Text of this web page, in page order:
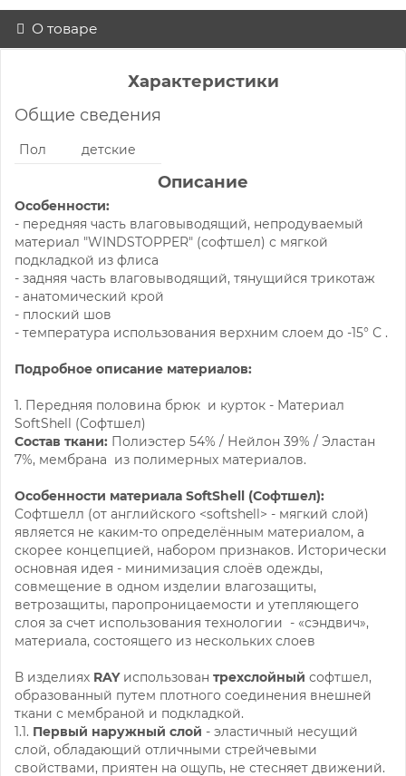
О товаре
Характеристики
Общие сведения
Пол детские
Описание
Особенности:
- передняя часть влаговыводящий, непродуваемый
материал "WINDSTOPPER" (софтшел) с мягкой
подкладкой из флиса
- задняя часть влаговыводящий, тянущийся трикотаж
- анатомический крой
- плоский шов
- температура использования верхним слоем до -15° С .
Подробное описание материалов:
1. Передняя половина брюк и курток - Материал
SoftShell (Софтшел)
Состав ткани: Полиэстер 54% / Нейлон 39% / Эластан
7%, мембрана из полимерных материалов.
Особенности материала SoftShell (Софтшел):
Софтшелл (от английского <softshell> - мягкий слой)
является не каким-то определённым материалом, а
скорее концепцией, набором признаков. Исторически
основная идея - минимизация слоёв одежды,
совмещение в одном изделии влагозащиты,
ветрозащиты, паропроницаемости и утепляющего
слоя за счет использования технологии - «сэндвич»,
материала, состоящего из нескольких слоев
В изделиях RAY использован трехслойный софтшел,
образованный путем плотного соединения внешней
ткани с мембраной и подкладкой.
1.1. Первый наружный слой - эластичный несущий
слой, обладающий отличными стрейчевыми
свойствами, приятен на ощупь, не стесняет движений.